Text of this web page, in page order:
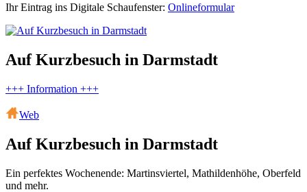
Ihr Eintrag ins Digitale Schaufenster: Onlineformular
Auf Kurzbesuch in Darmstadt
+++ Information +++
Web
Auf Kurzbesuch in Darmstadt
Ein perfektes Wochenende: Martinsviertel, Mathildenhöhe, Oberfeld
und mehr.